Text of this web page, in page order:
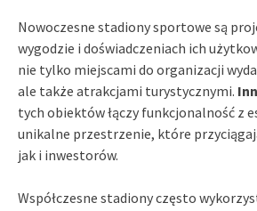
Nowoczesne stadiony sportowe są
wygodzie i doświadczeniach ich
nie tylko miejscami do organizacji
ale także atrakcjami turystycznymi.
tych obiektów łączy funkcjonalność z
unikalne przestrzenie, które
jak i inwestorów.
Współczesne stadiony często